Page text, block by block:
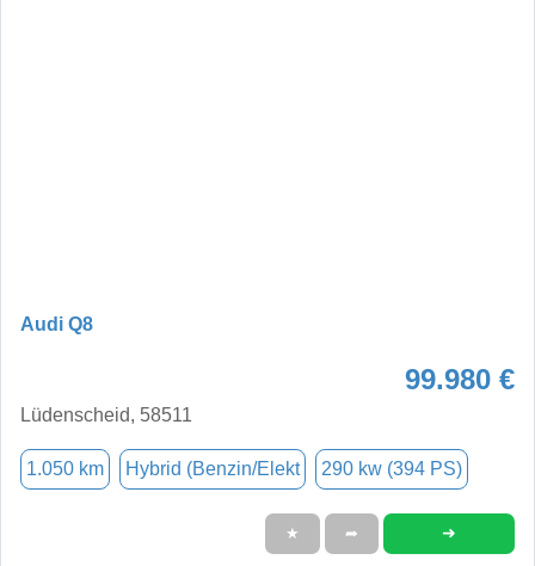
Audi Q8
99.980 €
Lüdenscheid, 58511
1.050 km Hybrid (Benzin/Elekt 290 kw (394 PS)
★ ➦ ➜